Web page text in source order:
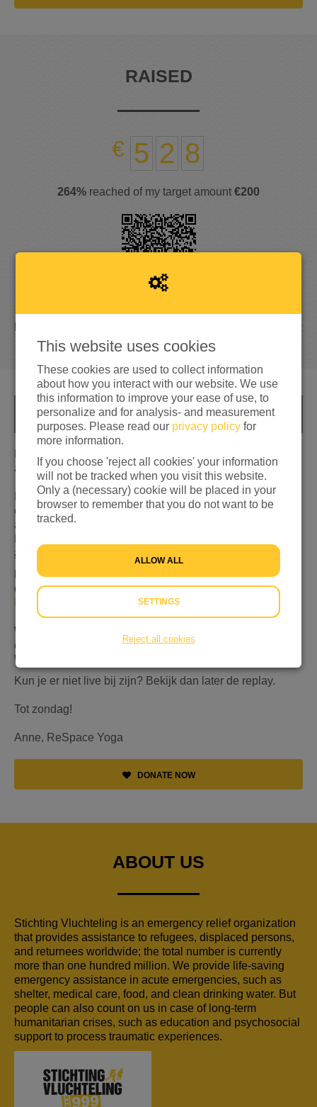
RAISED
5 2 8
264% reached of my target amount €200
32
INFO
acute nood zijn.
Doe mee met deze ontspannende yoga- en meditatieles
om zelf te kunnen ontspannen en liefde te sturen naar
alle mensen in nood.
alle niveau's
Meld je hier aan en ontvang direct een mail met daarin
de Zoom link:
https://landing.mailerlite.com/webforms/landing/x9h7x3
Wat heb je nodig?
een deken.
Wanneer:
Kun je er niet live bij zijn? Bekijk dan later de replay.
Tot zondag!
Anne, ReSpace Yoga
DONATE NOW
ABOUT US
Stichting Vluchteling is an emergency relief organization
that provides assistance to refugees, displaced persons,
and returnees worldwide; the total number is currently
more than one hundred million. We provide life-saving
emergency assistance in acute emergencies, such as
shelter, medical care, food, and clean drinking water. But
people can also count on us in case of long-term
humanitarian crises, such as education and psychosocial
support to process traumatic experiences.
This website uses cookies
These cookies are used to collect information
about how you interact with our website. We use
this information to improve your ease of use, to
personalize and for analysis- and measurement
purposes. Please read our privacy policy for
more information.
If you choose 'reject all cookies' your information
will not be tracked when you visit this website.
Only a (necessary) cookie will be placed in your
browser to remember that you do not want to be
tracked.
ALLOW ALL
SETTINGS
Reject all cookies